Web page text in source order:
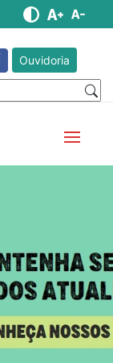
Ouvidoria